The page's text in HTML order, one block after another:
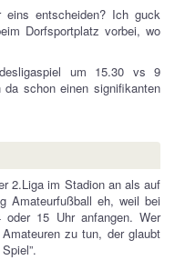
entscheiden? Ich guck
Dorfsportplatz vorbei, wo
um 15.30 vs 9
schon einen signifikanten
2.Liga im Stadion an als auf
Amateurfußball eh, weil bei
15 Uhr anfangen. Wer
zu tun, der glaubt